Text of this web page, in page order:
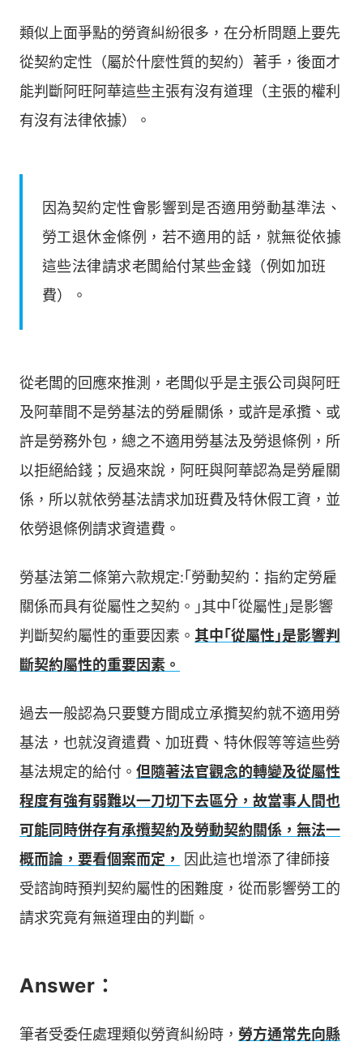
類似上面爭點的勞資糾紛很多，在分析問題上要先
從契約定性（屬於什麼性質的契約）著手，後面才
能判斷阿旺阿華這些主張有沒有道理（主張的權利
有沒有法律依據）。
因為契約定性會影響到是否適用勞動基準法、
勞工退休金條例，若不適用的話，就無從依據
這些法律請求老闆給付某些金錢（例如加班
費）。
從老闆的回應來推測，老闆似乎是主張公司與阿旺
及阿華間不是勞基法的勞雇關係，或許是承攬、或
許是勞務外包，總之不適用勞基法及勞退條例，所
以拒絕給錢；反過來說，阿旺與阿華認為是勞雇關
係，所以就依勞基法請求加班費及特休假工資，並
依勞退條例請求資遣費。
勞基法第二條第六款規定:｢勞動契約：指約定勞雇
關係而具有從屬性之契約。｣其中｢從屬性｣是影響
判斷契約屬性的重要因素。 其中｢從屬性｣是影響判
斷契約屬性的重要因素。
過去一般認為只要雙方間成立承攬契約就不適用勞
基法，也就沒資遣費、加班費、特休假等等這些勞
基法規定的給付。 但隨著法官觀念的轉變及從屬性
程度有強有弱難以一刀切下去區分，故當事人間也
可能同時併存有承攬契約及勞動契約關係，無法一
概而論，要看個案而定，
因此這也增添了律師接
受諮詢時預判契約屬性的困難度，從而影響勞工的
請求究竟有無道理由的判斷。
Answer：
筆者受委任處理類似勞資糾紛時， 勞方通常先向縣